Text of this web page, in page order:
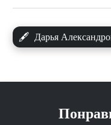
🖋 Дарья